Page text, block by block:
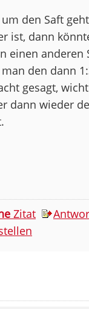
den Saft
ist, dann
einen anderen
den dann
gesagt,
dann wieder
Zitat